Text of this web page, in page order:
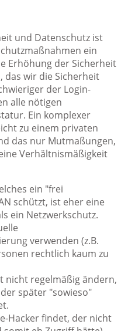
und Datenschutz ist
ein
Erhöhung der Sicherheit
das wir die Sicherheit
der Login-
alle nötigen
Ein komplexer
zu einem privaten
das nur Mutmaßungen,
Verhältnismäßigkeit
ein "frei
schützt, ist eher eine
ein Netzwerkschutz.
verwenden (z.B.
rechtlich kaum zu
nicht regelmäßig ändern,
später "sowieso"
Hacker findet, der nicht